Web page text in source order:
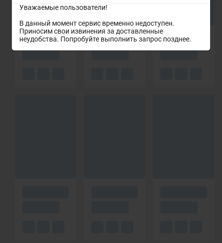
Уважаемые пользователи!
В данный момент сервис временно недоступен.
Приносим свои извинения за доставленные
неудобства. Попробуйте выполнить запрос позднее.